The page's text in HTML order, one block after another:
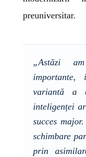
preuniversitar.
„Astăzi
variantă a
inteligenței
succes
schimbare
prin